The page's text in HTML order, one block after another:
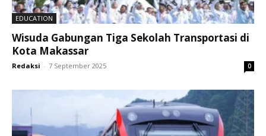
EDUCATION
Wisuda Gabungan Tiga Sekolah Transportasi di
Kota Makassar
Redaksi - 7 September 2025 0